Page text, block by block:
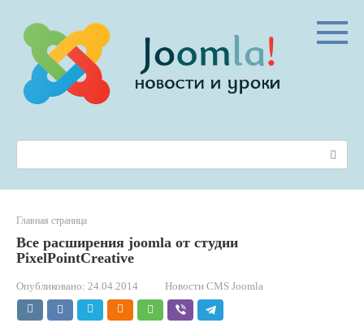
контенту
Главная страница
Все расширения joomla от студии
PixelPointCreative
Опубликовано: 24.04.2014 Новости CMS Joomla